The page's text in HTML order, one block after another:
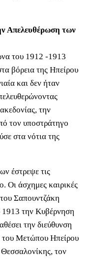
Απελευθέρωση των
του 1912 -1913
βόρεια της Ηπείρου
και δεν ήταν
την
τον υποστράτηγο
στα νότια της
έστρεψε τις
Οι άσχημες καιρικές
Σαπουντζάκη
1913 την Κυβέρνηση
την διεύθυνση
του Μετώπου Ηπείρου
Θεσσαλονίκης, τον